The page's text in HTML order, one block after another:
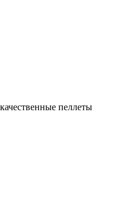
пеллеты